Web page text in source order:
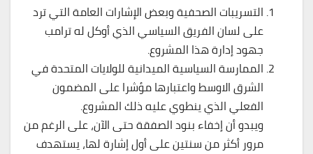
التسريبات الصحفية وبعض الإشارات العامة التي ترد
على لسان الفريق السياسي الذي أوكل له ترامب
جهود إدارة هذا المشروع.
الممارسة السياسية الميدانية للولايات المتحدة في
الشرق الاوسط واعتبارها مؤشرا على المضمون
الفعلي الذي ينطوي عليه ذلك المشروع.
ويبدو أن إخفاء بنود الصفقة حتى الآن، على الرغم من
مرور أكثر من سنتين على أول إشارة لها، يستهدف